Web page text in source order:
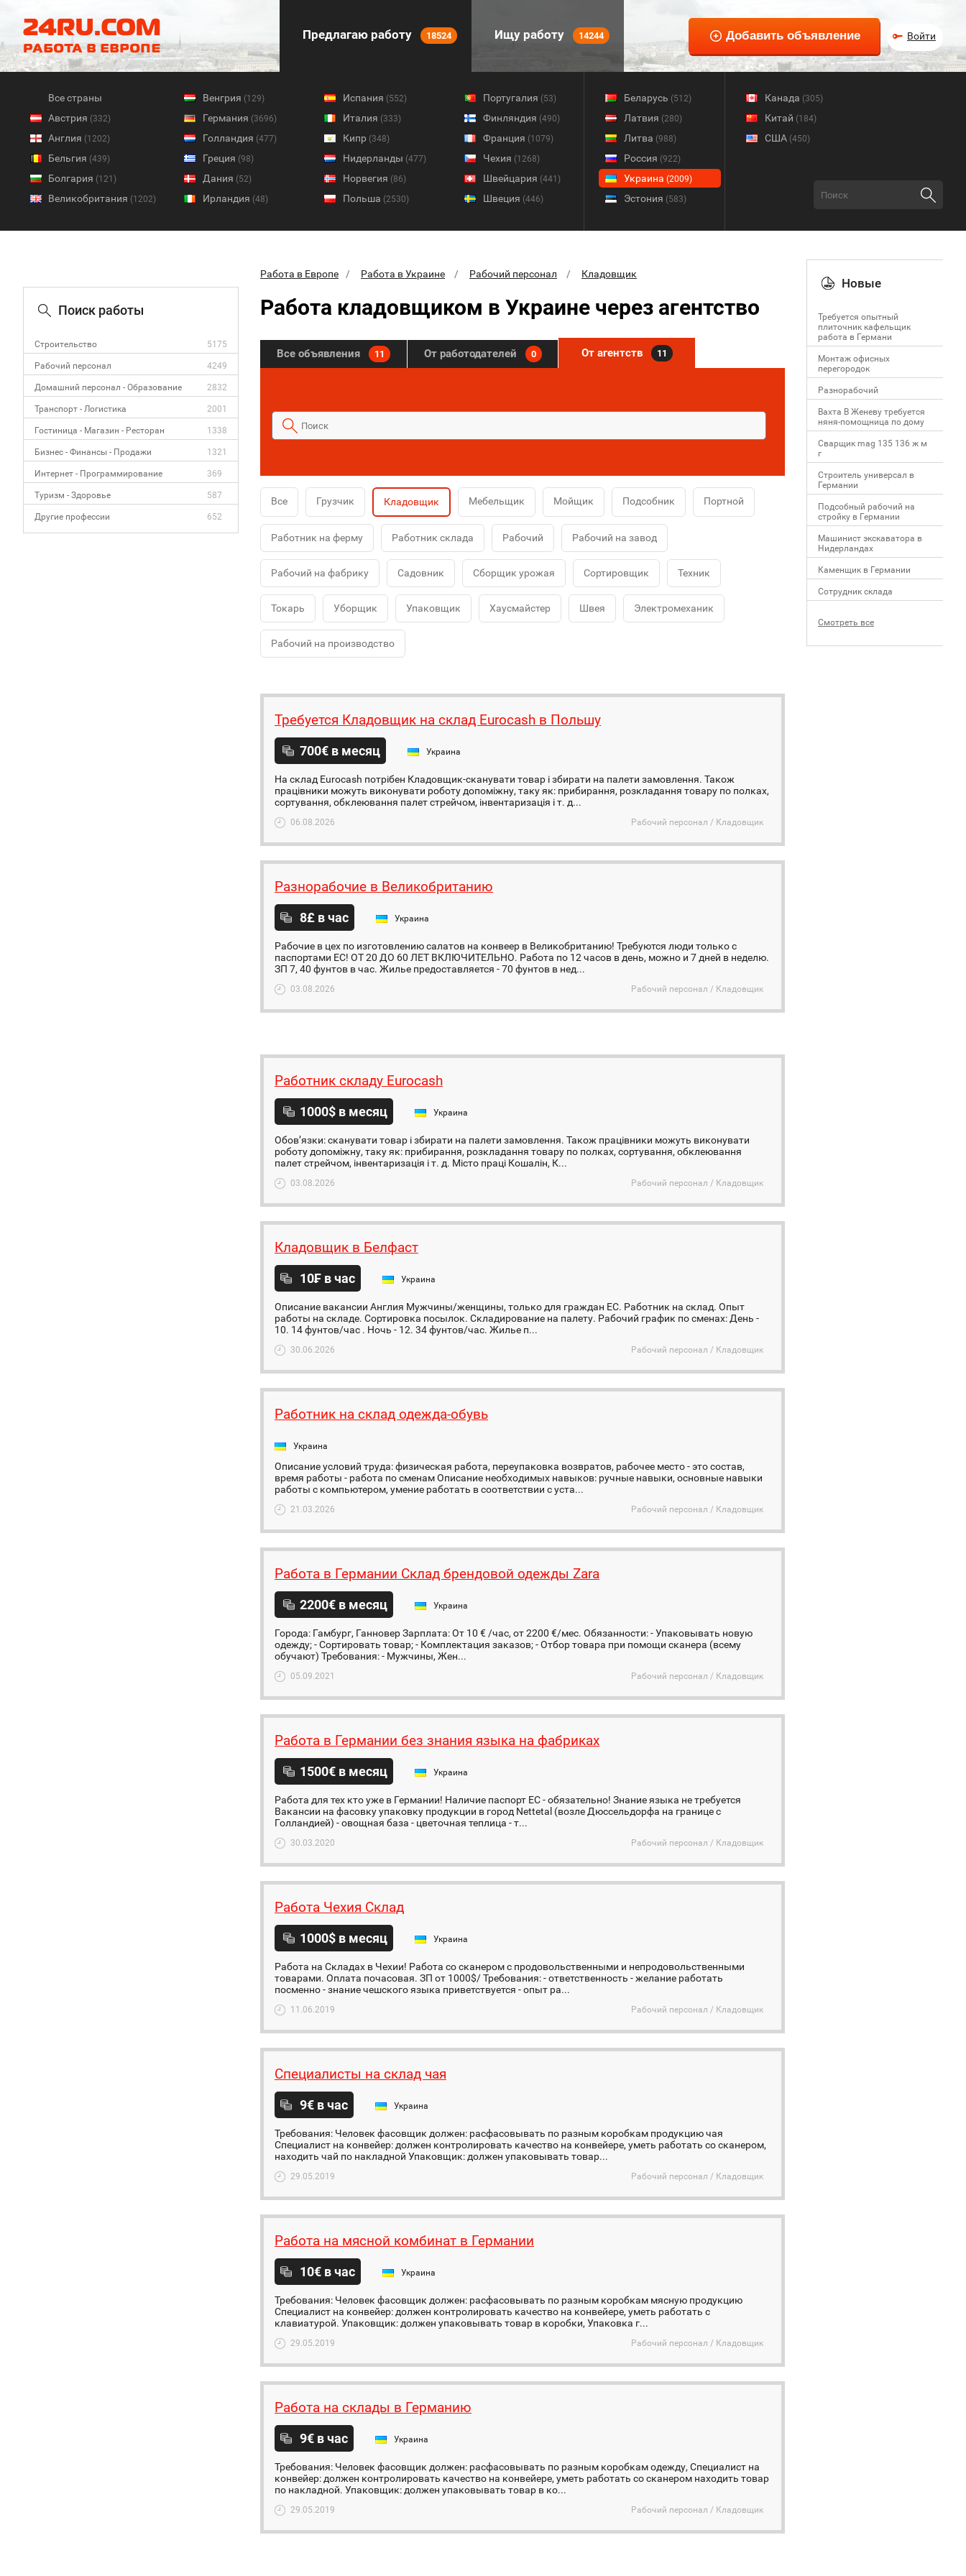
Предлагаю работу 18524 Ищу работу 14244 Войти
Все страны
Австрия (332)
Англия (1202)
Бельгия (439)
Болгария (121)
Великобритания (1202)
Венгрия (129)
Германия (3696)
Голландия (477)
Греция (98)
Дания (52)
Ирландия (48)
Испания (552)
Италия (333)
Кипр (348)
Нидерланды (477)
Норвегия (86)
Польша (2530)
Португалия (53)
Финляндия (490)
Франция (1079)
Чехия (1268)
Швейцария (441)
Швеция (446)
Беларусь (512)
Латвия (280)
Литва (988)
Россия (922)
Украина (2009)
Эстония (583)
Канада (305)
Китай (184)
США (450)
Поиск работы
Строительство 5175
Рабочий персонал 4249
Домашний персонал - Образование 2832
Транспорт - Логистика 2001
Гостиница - Магазин - Ресторан 1338
Бизнес - Финансы - Продажи 1321
Интернет - Программирование 369
Туризм - Здоровье 587
Другие профессии 652
Работа в Европе Работа в Украине Рабочий персонал Кладовщик
Работа кладовщиком в Украине через агентство
Все объявления 11 От работодателей 0 От агентств 11
Все Грузчик Кладовщик Мебельщик Мойщик Подсобник Портной
Работник на ферму Работник склада Рабочий Рабочий на завод
Рабочий на фабрику Садовник Сборщик урожая Сортировщик Техник
Токарь Уборщик Упаковщик Хаусмайстер Швея Электромеханик
Рабочий на производство
Требуется Кладовщик на склад Eurocash в Польшу
700€ в месяц Украина
На склад Eurocash потрібен Кладовщик-сканувати товар і збирати на палети замовлення. Також
працівники можуть виконувати роботу допоміжну, таку як: прибирання, розкладання товару по полках,
сортування, обклеювання палет стрейчом, інвентаризація і т. д...
06.08.2026 Рабочий персонал / Кладовщик
Разнорабочие в Великобританию
8£ в час Украина
Рабочие в цех по изготовлению салатов на конвеер в Великобританию! Требуются люди только с
паспортами ЕС! ОТ 20 ДО 60 ЛЕТ ВКЛЮЧИТЕЛЬНО. Работа по 12 часов в день, можно и 7 дней в неделю.
ЗП 7, 40 фунтов в час. Жилье предоставляется - 70 фунтов в нед...
03.08.2026 Рабочий персонал / Кладовщик
Работник складу Eurocash
1000$ в месяц Украина
Обов’язки: сканувати товар і збирати на палети замовлення. Також працівники можуть виконувати
роботу допоміжну, таку як: прибирання, розкладання товару по полках, сортування, обклеювання
палет стрейчом, інвентаризація і т. д. Місто праці Кошалін, К...
03.08.2026 Рабочий персонал / Кладовщик
Кладовщик в Белфаст
10₣ в час Украина
Описание вакансии Англия Мужчины/женщины, только для граждан ЕС. Работник на склад. Опыт
работы на складе. Сортировка посылок. Складирование на палету. Рабочий график по сменах: День -
10. 14 фунтов/час . Ночь - 12. 34 фунтов/час. Жилье п...
30.06.2026 Рабочий персонал / Кладовщик
Работник на склад одежда-обувь
Украина
Описание условий труда: физическая работа, переупаковка возвратов, рабочее место - это состав,
время работы - работа по сменам Описание необходимых навыков: ручные навыки, основные навыки
работы с компьютером, умение работать в соответствии с уста...
21.03.2026 Рабочий персонал / Кладовщик
Работа в Германии Склад брендовой одежды Zara
2200€ в месяц Украина
Города: Гамбург, Ганновер Зарплата: От 10 € /час, от 2200 €/мес. Обязанности: - Упаковывать новую
одежду; - Сортировать товар; - Комплектация заказов; - Отбор товара при помощи сканера (всему
обучают) Требования: - Мужчины, Жен...
05.09.2021 Рабочий персонал / Кладовщик
Работа в Германии без знания языка на фабриках
1500€ в месяц Украина
Работа для тех кто уже в Германии! Наличие паспорт ЕС - обязательно! Знание языка не требуется
Вакансии на фасовку упаковку продукции в город Nettetal (возле Дюссельдорфа на границе с
Голландией) - овощная база - цветочная теплица - т...
30.03.2020 Рабочий персонал / Кладовщик
Работа Чехия Склад
1000$ в месяц Украина
Работа на Складах в Чехии! Работа со сканером с продовольственными и непродовольственными
товарами. Оплата почасовая. ЗП от 1000$/ Требования: - ответственность - желание работать
посменно - знание чешского языка приветствуется - опыт ра...
11.06.2019 Рабочий персонал / Кладовщик
Специалисты на склад чая
9€ в час Украина
Требования: Человек фасовщик должен: расфасовывать по разным коробкам продукцию чая
Специалист на конвейер: должен контролировать качество на конвейере, уметь работать со сканером,
находить чай по накладной Упаковщик: должен упаковывать товар...
29.05.2019 Рабочий персонал / Кладовщик
Работа на мясной комбинат в Германии
10€ в час Украина
Требования: Человек фасовщик должен: расфасовывать по разным коробкам мясную продукцию
Специалист на конвейер: должен контролировать качество на конвейере, уметь работать с
клавиатурой. Упаковщик: должен упаковывать товар в коробки, Упаковка г...
29.05.2019 Рабочий персонал / Кладовщик
Работа на склады в Германию
9€ в час Украина
Требования: Человек фасовщик должен: расфасовывать по разным коробкам одежду, Специалист на
конвейер: должен контролировать качество на конвейере, уметь работать со сканером находить товар
по накладной. Упаковщик: должен упаковывать товар в ко...
29.05.2019 Рабочий персонал / Кладовщик
Новые
Требуется опытный
плиточник кафельщик
работa в Германи
Mонтаж офисных
перегородок
Разнорабочий
Вахта В Женеву требуется
няня-помощница по дому
Сварщик mag 135 136 ж м
г
Строитель универсал в
Германии
Подсобный рабочий на
стройку в Германии
Машинист экскаватора в
Нидерландах
Каменщик в Германии
Сотрудник склада
Смотреть все